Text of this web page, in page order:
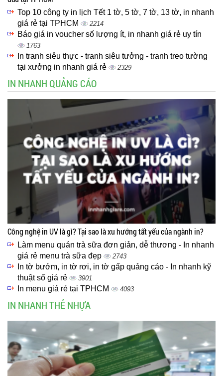
Top 10 công ty in lịch Tết 1 tờ, 5 tờ, 7 tờ, 13 tờ, in nhanh
giá rẻ tại TPHCM
2214
Báo giá in voucher số lượng ít, in nhanh giá rẻ uy tín
1763
In tranh siêu thực - tranh siêu tưởng - tranh treo tường
tại xưởng in nhanh giá rẻ
2329
IN NHANH QUẢNG CÁO
Công nghệ in UV là gì? Tại sao là xu hướng tất yếu của ngành in?
Làm menu quán trà sữa đơn giản, dễ thương - In nhanh
giá rẻ menu trà sữa đẹp
2743
In tờ bướm, in tờ rơi, in tờ gấp quảng cáo - In nhanh kỹ
thuật số giá rẻ
3901
In menu giá rẻ tại TPHCM 4093
IN NHANH THẺ NHỰA